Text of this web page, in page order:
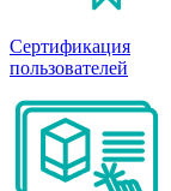
Сертификация
пользователей